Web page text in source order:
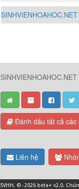
Đánh dấu tất cả các
Liên hệ
SVHH, © -2026 beta+ v2.0.